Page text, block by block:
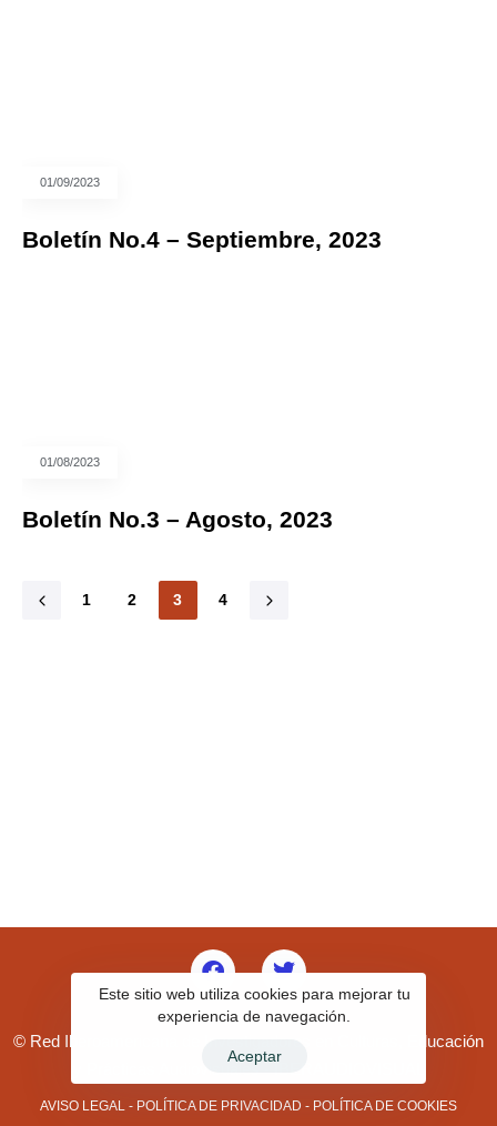
01/09/2023
Boletín No.4 – Septiembre, 2023
01/08/2023
Boletín No.3 – Agosto, 2023
1 2 3 4
© Red Iberoamericana de Investigadores en Culturas, Educación
y Prácticas Audiovisuales - IBERAUDIOVISUAL
AVISO LEGAL - POLÍTICA DE PRIVACIDAD - POLÍTICA DE COOKIES
Este sitio web utiliza cookies para mejorar tu
experiencia de navegación.
Aceptar